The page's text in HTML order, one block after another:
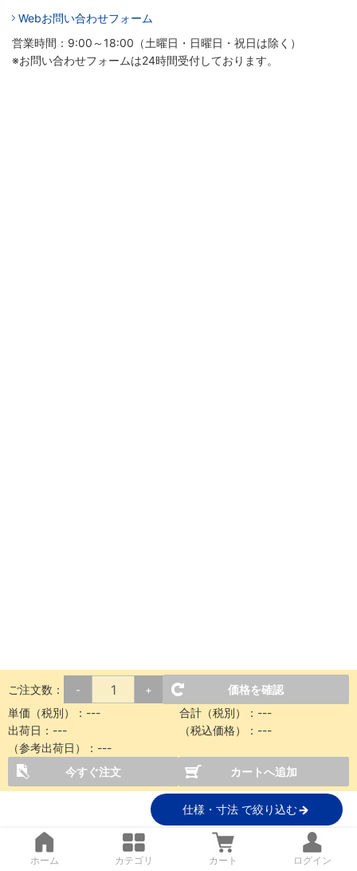
Webお問い合わせフォーム
営業時間：9:00～18:00（土曜日・日曜日・祝日は除く）
※お問い合わせフォームは24時間受付しております。
ご注文数： - +
価格を確認
単価（税別）： --- 合計（税別）： ---
出荷日： --- （税込価格）： ---
（参考出荷日）： ---
今すぐ注文
カートへ追加
仕様・寸法 で絞り込む
ホーム カテゴリ カート ログイン